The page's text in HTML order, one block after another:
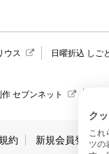
ウス 日曜折込 しご
セブンネット
約 新規会員登録
ク
これ
ツの